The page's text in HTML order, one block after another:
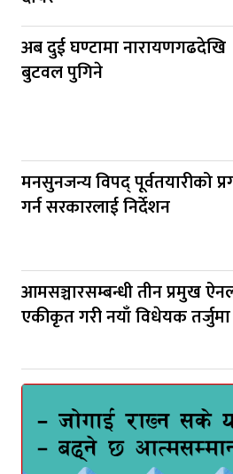
अब दुई घण्टामा नारायणगढदेखि
बुटवल पुगिने
मनसुनजन्य विपद् पूर्वतयारीको
गर्न सरकारलाई निर्देशन
आमसञ्चारसम्बन्धी तीन प्रमुख
एकीकृत गरी नयाँ विधेयक तर्जुमा